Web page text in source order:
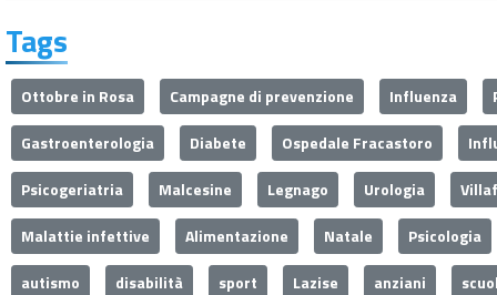
Tags
Ottobre in Rosa Campagne di prevenzione Influenza
Gastroenterologia
Diabete Ospedale Fracastoro
Psicogeriatria
Malcesine Legnago Urologia
Malattie infettive
Alimentazione Natale
Psicologia
autismo
disabilità sport Lazise anziani